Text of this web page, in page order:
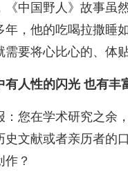
《中国野人》故事虽
年，他的吃喝拉撒睡
需要将心比心的、体
有人性的闪光 也有丰
：您在学术研究之余
史文献或者亲历者的
作？